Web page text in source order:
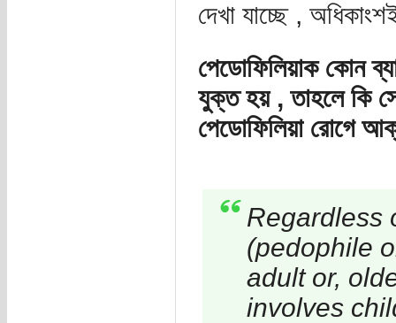
দেখা যাচ্ছে ,
পেডোফিলিয়াক কোন
যুক্ত হয় , তাহলে কি
পেডোফিলিয়া রোগে
Regardless
(pedophile
adult or,
involves